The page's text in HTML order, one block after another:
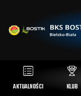
AKTUALNOŚCI KLUB